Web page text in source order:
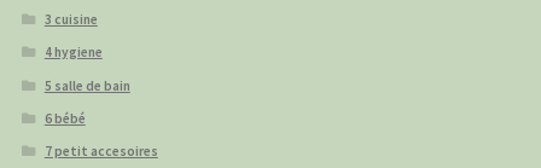
3 cuisine
4 hygiene
5 salle de bain
6 bébé
7 petit accesoires